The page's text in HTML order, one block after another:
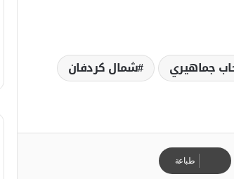
جماهيري
شمال كردفان
طباعة